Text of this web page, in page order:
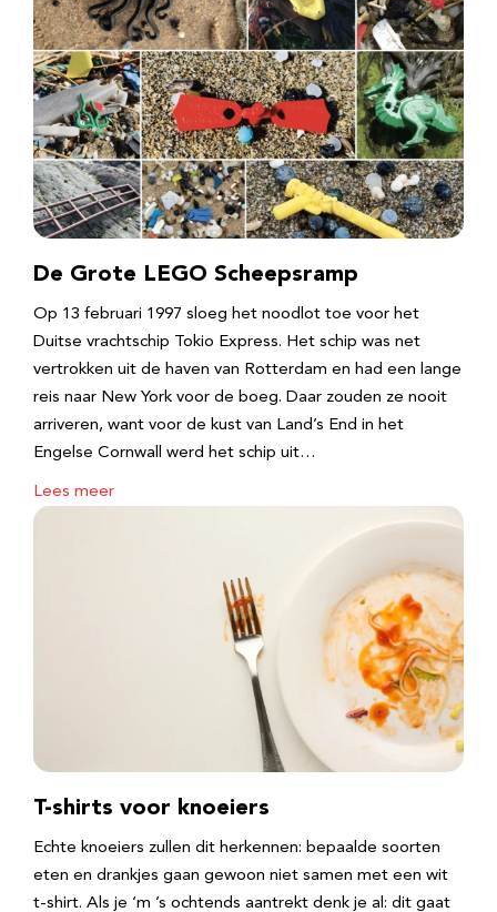
De Grote LEGO Scheepsramp
Op 13 februari 1997 sloeg het noodlot toe voor het
Duitse vrachtschip Tokio Express. Het schip was net
vertrokken uit de haven van Rotterdam en had een lange
reis naar New York voor de boeg. Daar zouden ze nooit
arriveren, want voor de kust van Land’s End in het
Engelse Cornwall werd het schip uit…
Lees meer
T-shirts voor knoeiers
Echte knoeiers zullen dit herkennen: bepaalde soorten
eten en drankjes gaan gewoon niet samen met een wit
t-shirt. Als je ‘m ’s ochtends aantrekt denk je al: dit gaat